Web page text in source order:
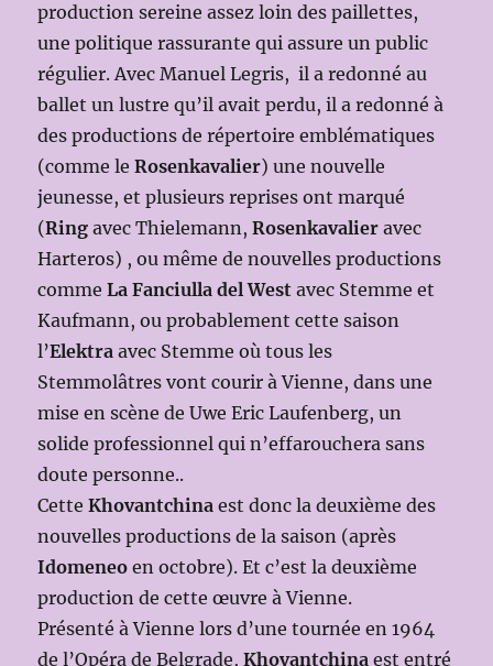
production sereine assez loin des paillettes,
une politique rassurante qui assure un public
régulier. Avec Manuel Legris, il a redonné au
ballet un lustre qu’il avait perdu, il a redonné à
des productions de répertoire emblématiques
(comme leRosenkavalier) une nouvelle
jeunesse, et plusieurs reprises ont marqué
(Ring avec Thielemann,Rosenkavalier avec
Harteros) , ou même de nouvelles productions
commeLa Fanciulla del West avec Stemme et
Kaufmann, ou probablement cette saison
l’Elektra avec Stemme où tous les
Stemmolâtres vont courir à Vienne, dans une
mise en scène de Uwe Eric Laufenberg, un
solide professionnel qui n’effarouchera sans
doute personne..
CetteKhovantchina est donc la deuxième des
nouvelles productions de la saison (après
Idomeneo en octobre). Et c’est la deuxième
production de cette œuvre à Vienne.
Présenté à Vienne lors d’une tournée en 1964
de l’Opéra de Belgrade,Khovantchina est entré